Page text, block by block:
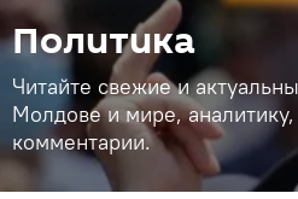
Политика
Читайте свежие и
Молдове и мире,
комментарии.